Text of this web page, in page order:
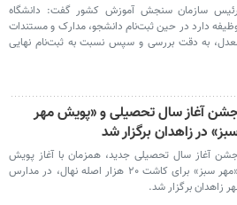
رئیس سازمان سنجش آموزش کشور گفت: دانشگاه
دارد در حین ثبت‌نام دانشجو، مدارک و مستندات
به دقت بررسی و سپس نسبت به ثبت‌نام نهایی
آغاز سال تحصیلی و «پویش مهر
در زاهدان برگزار شد
آغاز سال تحصیلی جدید، همزمان با آغاز پویش
«مهر سبز» برای کاشت ۲۰ هزار اصله نهال، در مدارس
زاهدان برگزار شد.